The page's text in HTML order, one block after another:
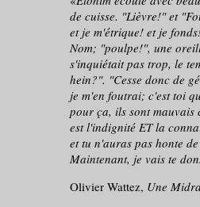
de cuisse. "Lièvre!" et
et je m'étrique! et je
Nom; "poulpe!", une
s'inquiétait pas trop, le
hein?". "Cesse donc de
je m'en foutrai; c'est toi
pour ça, ils sont mauvais
est l'indignité ET la
et tu n'auras pas honte
Maintenant, je vais te
Olivier Wattez, Une